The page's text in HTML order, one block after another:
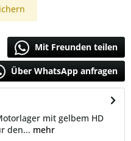
Mit Freunden teilen
Über WhatsApp anfragen
mit gelbem HD
den... mehr